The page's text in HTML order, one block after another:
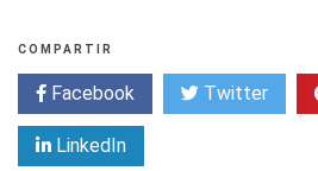
COMPARTIR
Facebook Twitter
LinkedIn